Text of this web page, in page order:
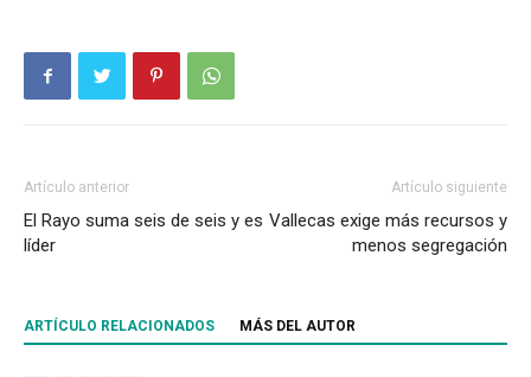
Artículo anterior
El Rayo suma seis de seis y es
líder
Artículo siguiente
Vallecas exige más recursos y
menos segregación
ARTÍCULO RELACIONADOS MÁS DEL AUTOR